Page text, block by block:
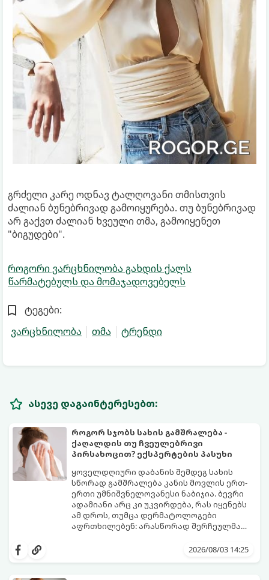
გრძელი კარე ოდნავ ტალღოვანი თმისთვის
ძალიან ბუნებრივად გამოიყურება. თუ ბუნებრივად
არ გაქვთ ძალიან ხვეული თმა, გამოიყენეთ
"ბიგუდები".
როგორი ვარცხნილობა გახდის ქალს
წარმატებულს და მომაჯადოვებელს
ტეგები:
ვარცხნილობა
თმა ტრენდი
ასევე დაგაინტერესებთ:
როგორ სჯობს სახის გამშრალება -
ქაღალდის თუ ჩვეულებრივი
პირსახოცით? ექსპერტების პასუხი
ყოველდღიური დაბანის შემდეგ სახის
სწორად გამშრალება კანის მოვლის ერთ-
ერთი უმნიშვნელოვანესი ნაბიჯია. ბევრი
ადამიანი არც კი უკვირდება, რას იყენებს
ამ დროს, თუმცა დერმატოლოგები
აფრთხილებენ: არასწორად შერჩეულმა
გამონაყარი, კანის გაღიზიანება და
კანის ჯანმრთელობისთვის - ტრადიციული
2026/08/03 14:25